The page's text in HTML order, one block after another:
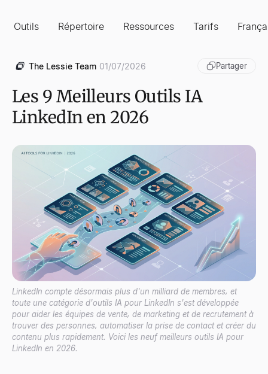
Outils Répertoire Ressources Tarifs
The Lessie Team 01/07/2026 Partager
Les 9 Meilleurs Outils IA
LinkedIn en 2026
LinkedIn compte désormais plus d'un milliard de membres, et
toute une catégorie d'outils IA pour LinkedIn s'est développée
pour aider les équipes de vente, de marketing et de recrutement à
trouver des personnes, automatiser la prise de contact et créer du
contenu plus rapidement. Voici les neuf meilleurs outils IA pour
LinkedIn en 2026.